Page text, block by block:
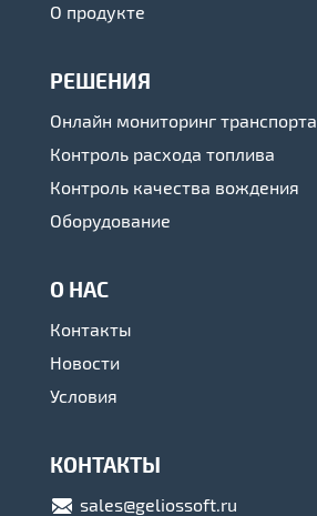
О продукте
РЕШЕНИЯ
Онлайн мониторинг транспорта
Контроль расхода топлива
Контроль качества вождения
Оборудование
О НАС
Контакты
Новости
Условия
КОНТАКТЫ
sales@geliossoft.ru